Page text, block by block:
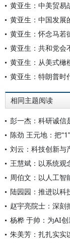
黄亚生：中美贸易
黄亚生：中国发展
黄亚生：怀念马若
黄亚生：共和党会
黄亚生：从美式橄
黄亚生：特朗普时
相同主题阅读
彭一杰：科研诚信
陈劲 王元地：把
刘云：科技创新与
王慧斌：以系统观
周伯文：以人工智
陆园园：推进以科
赵宇亮院士：深刻
杨桦 于帅：为AI创
朱美芳：扎扎实实